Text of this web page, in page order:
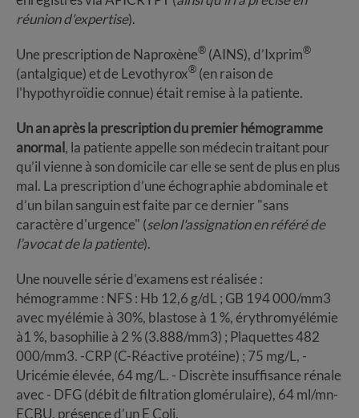
réunion d'expertise).
Une prescription de Naproxène® (AINS), d’Ixprim®
(antalgique) et de Levothyrox® (en raison de
l'hypothyroïdie connue) était remise à la patiente.
Un an après la prescription du premier hémogramme
anormal, la patiente appelle son médecin traitant pour
qu’il vienne à son domicile car elle se sent de plus en plus
mal. La prescription d’une échographie abdominale et
d’un bilan sanguin est faite par ce dernier "sans
caractère d'urgence" (selon l'assignation en référé de
l’avocat de la patiente).
Une nouvelle série d’examens est réalisée :
hémogramme : NFS : Hb 12,6 g/dL ; GB 194 000/mm3
avec myélémie à 30%, blastose à 1 %, érythromyélémie
à1 %, basophilie à 2 % (3.888/mm3) ; Plaquettes 482
000/mm3. -CRP (C-Réactive protéine) ; 75 mg/L, -
Uricémie élevée, 64 mg/L. - Discrète insuffisance rénale
avec - DFG (débit de filtration glomérulaire), 64 ml/mn-
ECBU, présence d’un E Coli.